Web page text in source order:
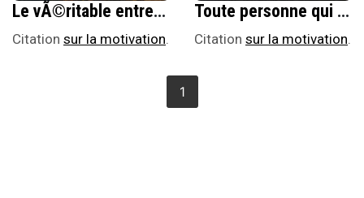
Le vÃ©ritable entrepreneur est un faiseur, pas un rÃªveur.
Citation sur la motivation.
Toute personne qui a dÃ©jÃ pris une douche a dÃ©jÃ eu une idÃ©e. C'est la personne qui est sortie de la douche, s'est sÃ©chÃ©e, et est passÃ©e Ã l'action qui fait la diffÃ©rence.
Citation sur la motivation.
1